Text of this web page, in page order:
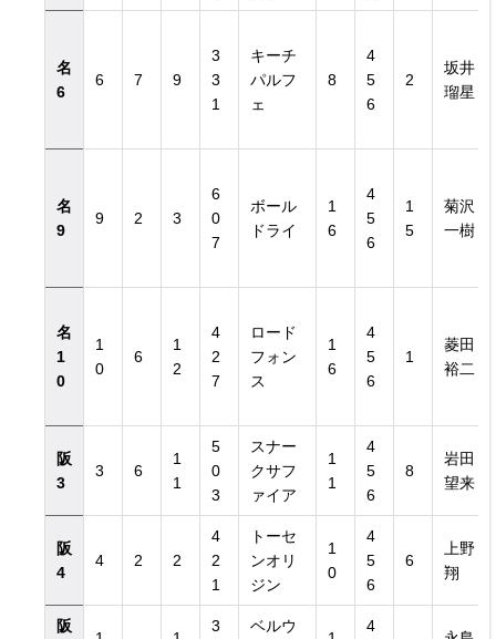
名
6
6 7 9
3
3
1
キーチ
パルフ
ェ
8
4
5
6
2
坂井
瑠星
名
9
9 2 3
6
0
7
ボール
ドライ
1
6
4
5
6
1
5
菊沢
一樹
名
1
0
1
0
6
1
2
4
2
7
ロード
フォン
ス
1
6
4
5
6
1
菱田
裕二
阪
3
3 6
1
1
5
0
3
スナー
クサフ
ァイア
1
1
4
5
6
8
岩田
望来
阪
4
4 2 2
4
2
1
トーセ
ンオリ
ジン
1
0
4
5
6
6
上野
翔
阪 3 ベルウ 4